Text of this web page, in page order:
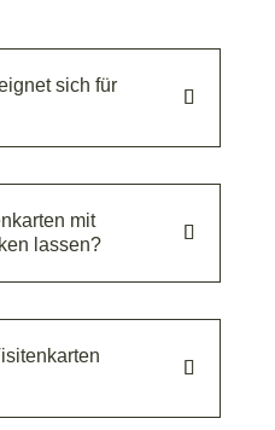
sich für
mit
lassen?